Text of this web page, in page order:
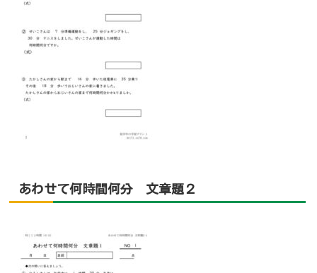
あわせて何時間何分 文章題２